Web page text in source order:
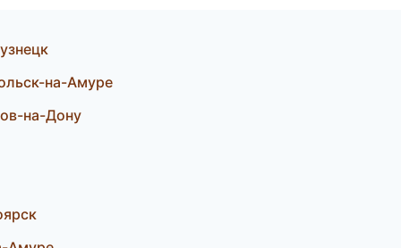
на-Амуре
на-Дону